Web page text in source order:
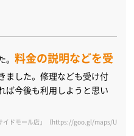
。料金の説明などを受
ました。修理なども受け付
ば今後も利用しようと思い
イドモール店」（https://goo.gl/maps/